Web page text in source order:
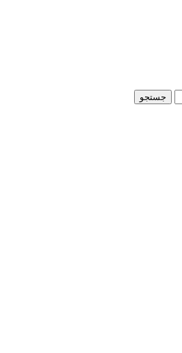
جستجو